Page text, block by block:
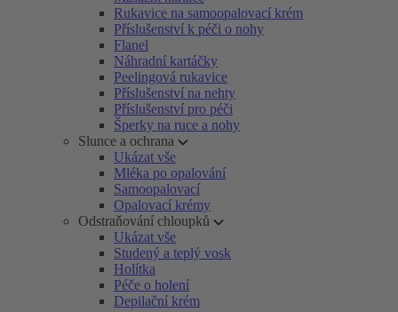
Rukavice na samoopalovací krém
Příslušenství k péči o nohy
Flanel
Náhradní kartáčky
Peelingová rukavice
Příslušenství na nehty
Příslušenství pro péči
Šperky na ruce a nohy
Slunce a ochrana
Ukázat vše
Mléka po opalování
Samoopalovací
Opalovací krémy
Odstraňování chloupků
Ukázat vše
Studený a teplý vosk
Holítka
Péče o holení
Depilační krém